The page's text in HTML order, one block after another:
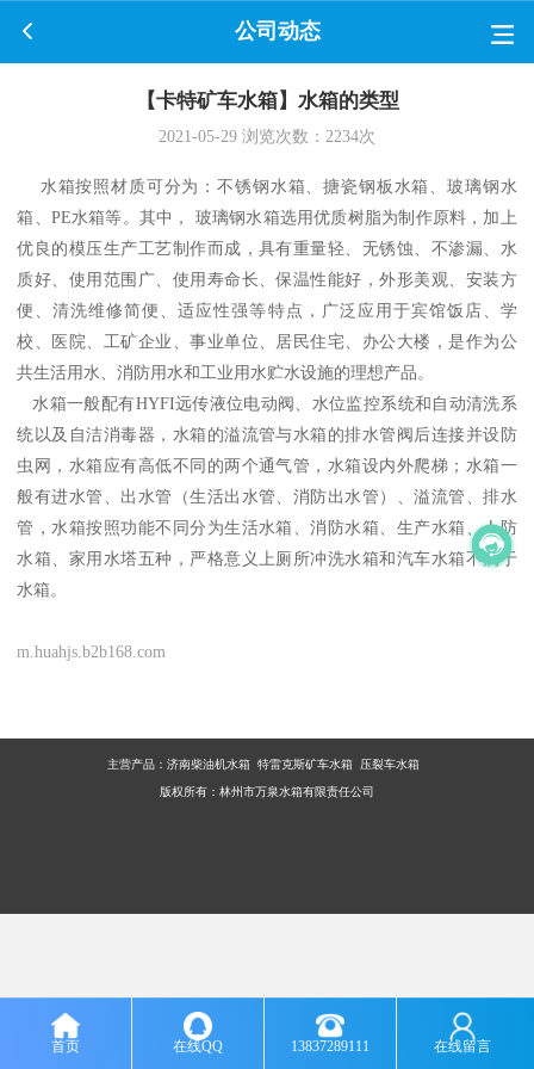
公司动态
【卡特矿车水箱】水箱的类型
2021-05-29 浏览次数： 2234次
水箱按照材质可分为：不锈钢水箱、搪瓷钢板水箱、玻璃钢水
箱、PE水箱等。其中， 玻璃钢水箱选用优质树脂为制作原料，加上
优良的模压生产工艺制作而成，具有重量轻、无锈蚀、不渗漏、水
质好、使用范围广、使用寿命长、保温性能好，外形美观、安装方
便、清洗维修简便、适应性强等特点，广泛应用于宾馆饭店、学
校、医院、工矿企业、事业单位、居民住宅、办公大楼，是作为公
共生活用水、消防用水和工业用水贮水设施的理想产品。
水箱一般配有HYFI远传液位电动阀、水位监控系统和自动清洗系
统以及自洁消毒器，水箱的溢流管与水箱的排水管阀后连接并设防
虫网，水箱应有高低不同的两个通气管，水箱设内外爬梯；水箱一
般有进水管、出水管（生活出水管、消防出水管）、溢流管、排水
管，水箱按照功能不同分为生活水箱、消防水箱、生产水箱、人防
水箱、家用水塔五种，严格意义上厕所冲洗水箱和汽车水箱不属于
水箱。
m.huahjs.b2b168.com
主营产品： 济南柴油机水箱 特雷克斯矿车水箱 压裂车水箱
版权所有：林州市万泉水箱有限责任公司
首页 在线QQ 13837289111 在线留言